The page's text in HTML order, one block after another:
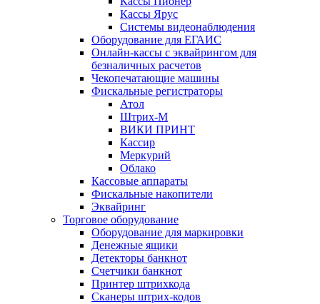
Кассы Ярус
Системы видеонаблюдения
Оборудование для ЕГАИС
Онлайн-кассы с эквайрингом для
безналичных расчетов
Чекопечатающие машины
Фискальные регистраторы
Атол
Штрих-М
ВИКИ ПРИНТ
Кассир
Меркурий
Облако
Кассовые аппараты
Фискальные накопители
Эквайринг
Торговое оборудование
Оборудование для маркировки
Денежные ящики
Детекторы банкнот
Счетчики банкнот
Принтер штрихкода
Сканеры штрих-кодов